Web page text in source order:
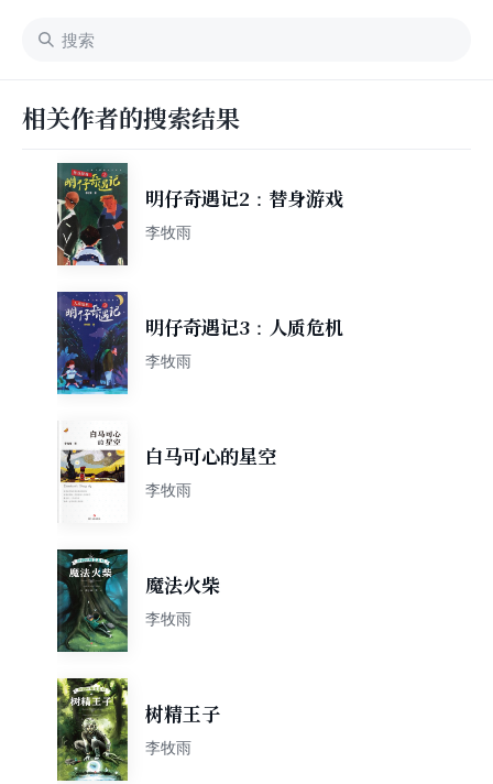
相关作者的搜索结果
明仔奇遇记2：替身游戏
李牧雨
明仔奇遇记3：人质危机
李牧雨
白马可心的星空
李牧雨
魔法火柴
李牧雨
树精王子
李牧雨